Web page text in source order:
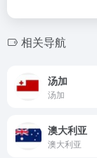
相关导航
汤加
汤加
澳大利亚
澳大利亚